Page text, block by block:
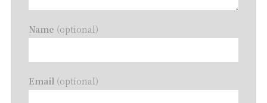
Name (optional)
Email (optional)